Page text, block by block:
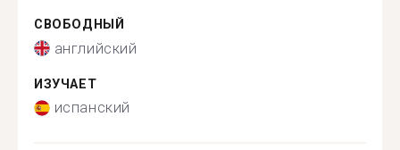
СВОБОДНЫЙ
английский
ИЗУЧАЕТ
испанский